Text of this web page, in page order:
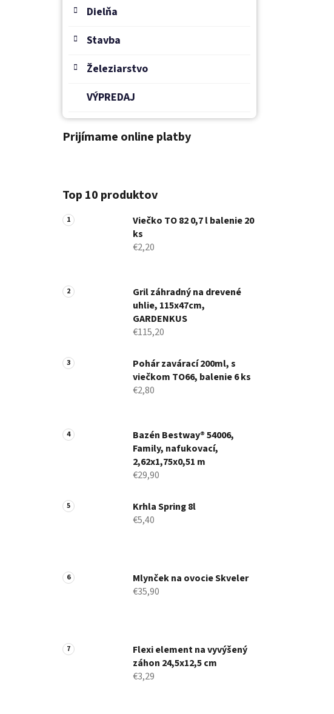
Dielňa
Stavba
Železiarstvo
VÝPREDAJ
Prijímame online platby
Top 10 produktov
Viečko TO 82 0,7 l balenie 20
ks
€2,20
Gril záhradný na drevené
uhlie, 115x47cm,
GARDENKUS
€115,20
Pohár zavárací 200ml, s
viečkom TO66, balenie 6 ks
€2,80
Bazén Bestway® 54006,
Family, nafukovací,
2,62x1,75x0,51 m
€29,90
Krhla Spring 8l
€5,40
Mlynček na ovocie Skveler
€35,90
Flexi element na vyvýšený
záhon 24,5x12,5 cm
€3,29